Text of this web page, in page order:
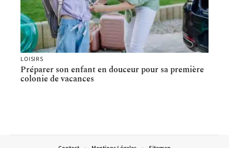
LOISIRS
Préparer son enfant en douceur pour sa première
colonie de vacances